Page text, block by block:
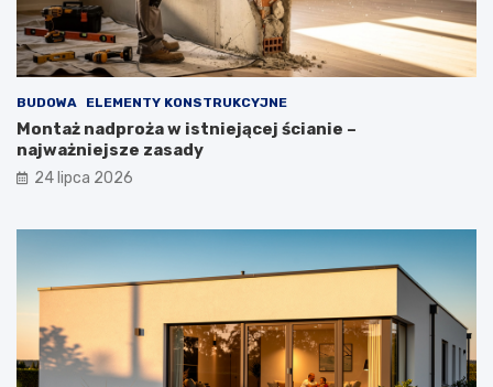
BUDOWA ELEMENTY KONSTRUKCYJNE
Montaż nadproża w istniejącej ścianie –
najważniejsze zasady
24 lipca 2026